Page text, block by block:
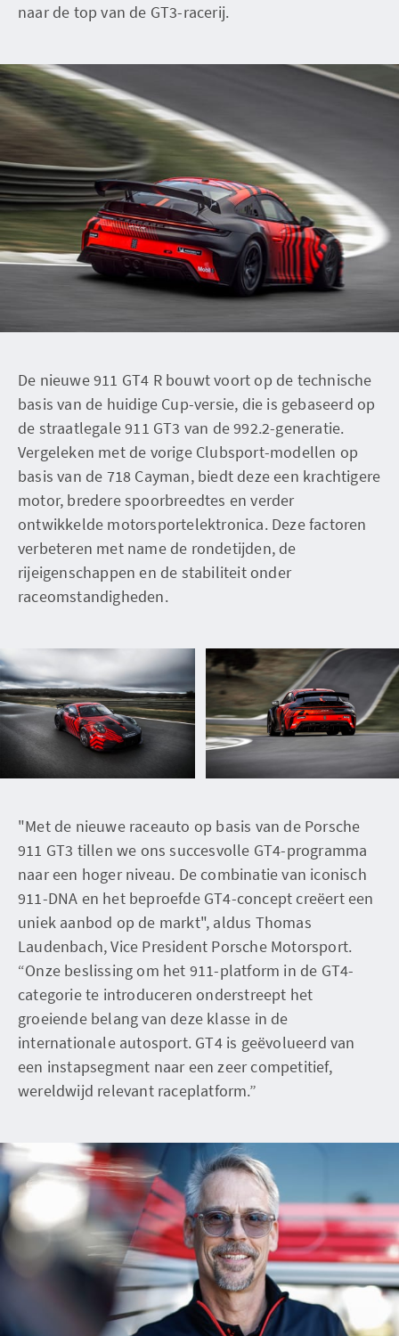
naar de top van de GT3-racerij.
De nieuwe 911 GT4 R bouwt voort op de technische
basis van de huidige Cup-versie, die is gebaseerd op
de straatlegale 911 GT3 van de 992.2-generatie.
Vergeleken met de vorige Clubsport-modellen op
basis van de 718 Cayman, biedt deze een krachtigere
motor, bredere spoorbreedtes en verder
ontwikkelde motorsportelektronica. Deze factoren
verbeteren met name de rondetijden, de
rijeigenschappen en de stabiliteit onder
raceomstandigheden.
"Met de nieuwe raceauto op basis van de Porsche
911 GT3 tillen we ons succesvolle GT4-programma
naar een hoger niveau. De combinatie van iconisch
911-DNA en het beproefde GT4-concept creëert een
uniek aanbod op de markt", aldus Thomas
Laudenbach, Vice President Porsche Motorsport.
“Onze beslissing om het 911-platform in de GT4-
categorie te introduceren onderstreept het
groeiende belang van deze klasse in de
internationale autosport. GT4 is geëvolueerd van
een instapsegment naar een zeer competitief,
wereldwijd relevant raceplatform.”